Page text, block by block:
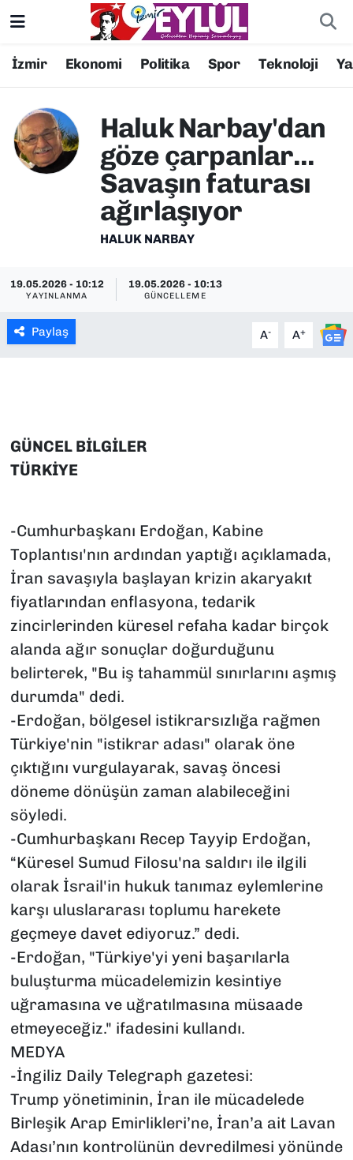
İzmir Ekonomi Politika Spor Teknoloji
Haluk Narbay'dan
göze çarpanlar...
Savaşın faturası
ağırlaşıyor
HALUK NARBAY
19.05.2026 - 10:12
YAYINLANMA
19.05.2026 - 10:13
GÜNCELLEME
Paylaş A- A+
GÜNCEL BİLGİLER
TÜRKİYE
-Cumhurbaşkanı Erdoğan, Kabine
Toplantısı'nın ardından yaptığı açıklamada,
İran savaşıyla başlayan krizin akaryakıt
fiyatlarından enflasyona, tedarik
zincirlerinden küresel refaha kadar birçok
alanda ağır sonuçlar doğurduğunu
belirterek, "Bu iş tahammül sınırlarını aşmış
durumda" dedi.
-Erdoğan, bölgesel istikrarsızlığa rağmen
Türkiye'nin "istikrar adası" olarak öne
çıktığını vurgulayarak, savaş öncesi
döneme dönüşün zaman alabileceğini
söyledi.
-Cumhurbaşkanı Recep Tayyip Erdoğan,
“Küresel Sumud Filosu'na saldırı ile ilgili
olarak İsrail'in hukuk tanımaz eylemlerine
karşı uluslararası toplumu harekete
geçmeye davet ediyoruz.” dedi.
-Erdoğan, "Türkiye'yi yeni başarılarla
buluşturma mücadelemizin kesintiye
uğramasına ve uğratılmasına müsaade
etmeyeceğiz." ifadesini kullandı.
MEDYA
-İngiliz Daily Telegraph gazetesi:
Trump yönetiminin, İran ile mücadelede
Birleşik Arap Emirlikleri’ne, İran’a ait Lavan
Adası’nın kontrolünün devredilmesi yönünde
Resmi İlanlar
DÜNYA
EKONOMİ
MAGAZİN
POLİTİKA
TEKNOLOJİ
YEREL YÖNETİMLER
Konak Nöbetçi Eczaneler
Konak Trafik Yoğunluk Haritası
Süper Lig Puan Durumu ve Fikstür
Tüm Manşetler
Haber Arşivi